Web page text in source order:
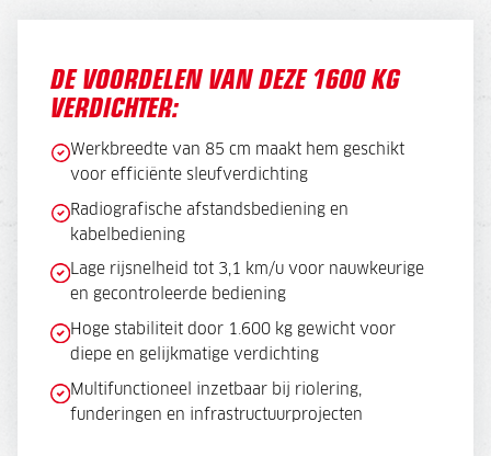
DE VOORDELEN VAN DEZE 1600 KG
VERDICHTER:
Werkbreedte van 85 cm maakt hem geschikt
voor efficiënte sleufverdichting
Radiografische afstandsbediening en
kabelbediening
Lage rijsnelheid tot 3,1 km/u voor nauwkeurige
en gecontroleerde bediening
Hoge stabiliteit door 1.600 kg gewicht voor
diepe en gelijkmatige verdichting
Multifunctioneel inzetbaar bij riolering,
funderingen en infrastructuurprojecten